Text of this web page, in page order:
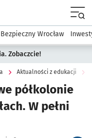
Dla mieszkańca
Bezpieczny Wrocław
Zobaczcie!
Aktualności z edukacji
półkolonie
W pełni